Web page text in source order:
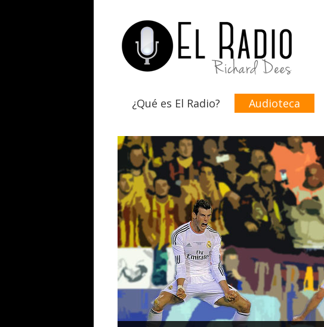
¿Qué es El Radio? Audioteca